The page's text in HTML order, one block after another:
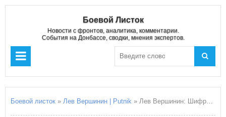
Боевой Листок
Новости с фронтов, аналитика, комментарии.
События на Донбассе, сводки, мнения экспертов.
Боевой листок » Лев Вершинин | Putnik » Лев Вершинин: Шифровка в зиму